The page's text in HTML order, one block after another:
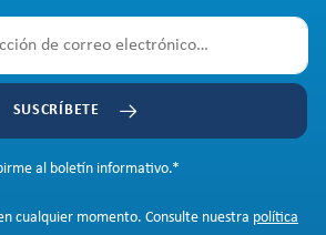
SUSCRÍBETE
al boletín informativo.*
cualquier momento. Consulte nuestra política